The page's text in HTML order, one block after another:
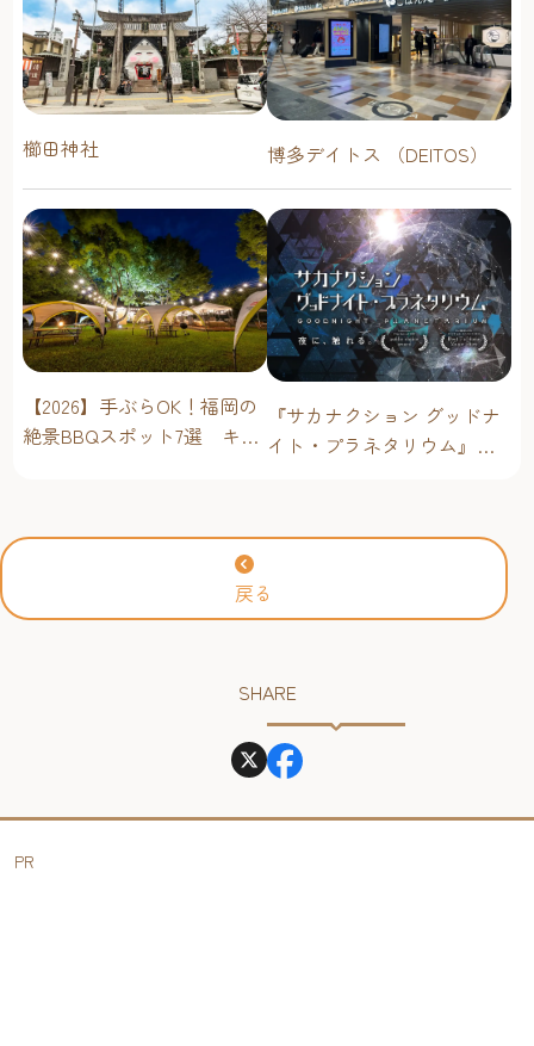
櫛田神社 博多デイトス （DEITOS）
【2026】手ぶらOK！福岡の
絶景BBQスポット7選 キャ
『サカナクション グッドナ
イト・プラネタリウム』が
2026年
戻る
SHARE
PR